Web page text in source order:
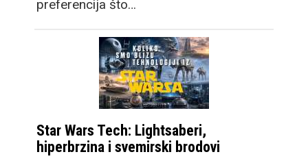
preferencija što…
Star Wars Tech: Lightsaberi,
hiperbrzina i svemirski brodovi